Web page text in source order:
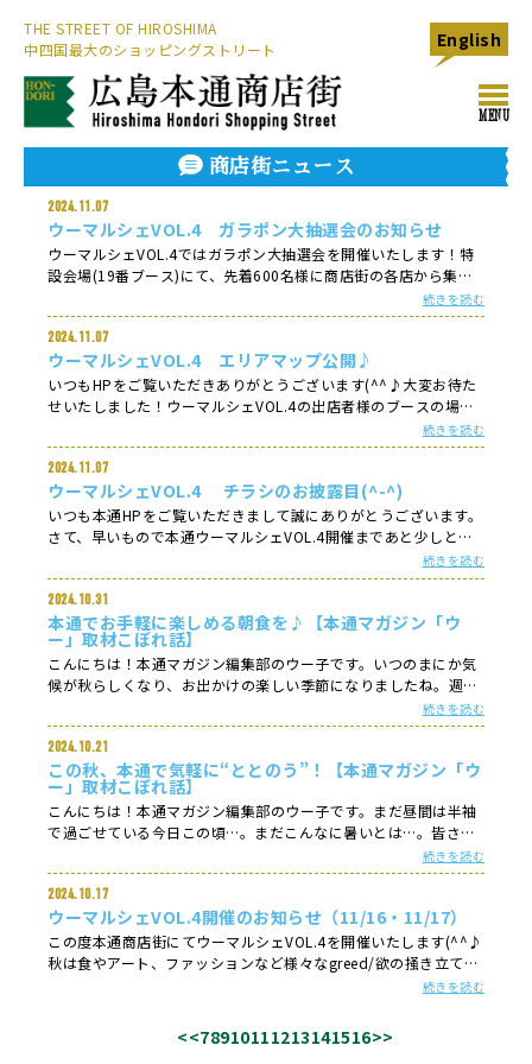
MENU
THE STREET OF HIROSHIMA
中四国最大のショッピングストリート
English
商店街ニュース
2024.11.07
ウーマルシェVOL.4 ガラポン大抽選会のお知らせ
ウーマルシェVOL.4ではガラポン大抽選会を開催いたします！特
設会場(19番ブース)にて、先着600名様に商店街の各店から集め
た素敵な景品が当たる企画をご用意(^^♪本当に超豪華景品たち
が集まりました！！特賞の一部をご紹介すると・・★スノー
0.209ct/VVS1/EXカットダイヤモンド★べっぴん店 人気ショッ
ピングバック★メガネの田中 2万円以上のサングラス★大崎上
島ファームスズキの車海老5000円相当その他にも商品券やサンフ
レッチェ広島観戦チケットなどなど、豪華景品が盛り沢山ですよ
(#^^#)ガラポンの参加条件は、(1)11月1日以降に、本通商店街各
店で 1,000円（税込）以上、お買い物された レシートを提示
（※お一人様一日一回限り）&nbsp;&nbsp;注意：マルシェでお
買い物したレシートは対象外となります。(2)ウーマルシェ公式イ
ンスタグラムのフォロー（任意）これだけです(*^^)v商店街での
お買い物帰りのついでや、バス待ち時間に今年最後の運だめしを
してみませんか(^^♪11月1日以降に買ったレシートは捨てずに特
設会場までお持ちくださいね◎特設会場は19番ブース（本通ヒル
ズ近く）です！こちらのエリアマップにてご確認ください★沢山
のご参加お待ちしております！！
続きを読む
2024.11.07
ウーマルシェVOL.4 エリアマップ公開♪
いつもHPをご覧いただきありがとうございます(^^♪大変お待た
せいたしました！ウーマルシェVOL.4の出店者様のブースの場所
を記載したエリアマップをご紹介いたします◎※画像を長押しor
右クリックするとダウンロードできます！■11月16日（土）晴れ
■11月17日（日）晴れマップには、各お店をジャンルごとにカテ
ゴリ分けしております(*^。^*)気になるお店などがございました
ら、ぜひブースの場所をチェックしてくださいね◎また、『ガラ
ポンくじ引き大抽選会』の特設会場は19番ブース(本通ヒルズ近
く)となります！ぜひお立ち寄りください★（特別企画について、
詳しくはこちらをご覧ください。）マルシェの詳細や出店者情報
はウーマルシェ公式インスタグラム＠hiroshima.umarcheなどで
公開してまいりますので、フォローしてみてくださいね！公式HP
のマルシェ情報ページもぜひご覧ください。皆さまのご来場心か
らお待ちしております(#^^#)＊＊＊＊広島本通ウーマルシェ
VOL.4■日程 2024年11⽉16-17⽇(⼟⽇）■場所 ①本通商店
街アーケード内東側（本通1~3丁⽬/⻑崎屋〜下村時計店）②ホコ
天本通7番交差点北側（むさしと交番跡地の間のエリア）③ホコ
天本通7番交差点南側（アンデルセンと本通会館の間のエリア）
■時間13：00～18：30 ※目安■企画運営広島本通商店街振興
組合⻘年部＊＊＊＊
続きを読む
2024.11.07
ウーマルシェVOL.4 チラシのお披露目(^-^)
いつも本通HPをご覧いただきまして誠にありがとうございます。
さて、早いもので本通ウーマルシェVOL.4開催まであと少しとな
りました(*^^*)/事務局では開催に向けた最終準備を行っており、
この度ウーマルシェVOL.4のチラシが完成いたしました！『口
福』ここでしか手に入らない美味しいお菓子やスイーツ、グルメ
などが商店街に集合します◎もしかしたら、限定販売の物もある
かも(*^^*)『福飾』有名な作家さんのオシャレなアクセサリー
や、こだわりがつまった可愛らしい作品が大集合！作家さんとお
話をしながら作品を手に取って見てください☆『衣福』厳選され
た洋服や有名店の雑貨なども大集合しますよ！可愛らしい子供の
洋服や個性あふれる雑貨などなど、見たらつい欲しくなるものば
かりです♡ぜひこの機会に本通商店街へ遊びに来てみてください
ね(*^^)v詳しい情報は、ウーマルシェ公式Instagramアカウント
＠hiroshima.umarche、公式HPのマルシェ情報ページをチェッ
ク！皆様のご来場心からお待ちしております！＊＊＊＊広島本通
ウーマルシェVOL.4■日程 2024年11⽉16-17⽇(⼟⽇）■場
所 ①本通商店街アーケード内東側（本通1~3丁⽬/⻑崎屋〜下村
時計店）②ホコ天本通7番交差点北側（むさしと交番跡地の間の
エリア）③ホコ天本通7番交差点南側（アンデルセンと本通会館
の間のエリア）■時間13：00～18：30 ※目安■企画運営広島
本通商店街振興組合⻘年部＊＊＊＊※画像を長押しor右クリック
するとダウンロードできます！
続きを読む
2024.10.31
本通でお手軽に楽しめる朝食を♪【本通マガジン「ウ
ー」取材こぼれ話】
こんにちは！本通マガジン編集部のウー子です。いつのまにか気
候が秋らしくなり、お出かけの楽しい季節になりましたね。週末
のイベントもたくさんあるのでどれに行くか迷ってしまいますね
♪本通では、11月16日（土）、17日（日）に「本通ウーマルシ
ェ」も開催されますよ～。普段、本通で出合えないお店に出合え
るだけではなく、特別なイベントなども開催される予定なのでぜ
ひ今後の情報もチェックしてくださいね！
&nbsp;&nbsp;&gt;&gt;詳しくはこちらから！さて、本日は朝早
く本通に出かけた日に立ち寄ったモーニングのお話です。本通に
モーニングが出来るお店はたくさんありますが、この日選んだの
は『ロッテリア本通店』です。モーニングメニューはこちら。な
んといってもリーズナブル！コスパ抜群です。この日は娘と一緒
だったのですが、私はベーコンエッグサンド、娘はベーコンエッ
グトマトサンドを選びました。+200円でドリンクとハッシュポテ
トがつきます♪ベーコン＆エッグが朝にピッタリのハンバーガー
でしたよ～。ハッシュポテトもアツアツで美味しかったです♪私
できましたよ～。皆さんも出勤前や休日のゆったりした朝に本通
続きを読む
2024.10.21
この秋、本通で気軽に“ととのう”！【本通マガジン「ウ
ー」取材こぼれ話】
こんにちは！本通マガジン編集部のウー子です。まだ昼間は半袖
で過ごせている今日この頃…。まだこんなに暑いとは…。皆さ
ん、寒暖の差で体調を崩されないようにしてくださいね。本通マ
ガジン最新号のアクティブ特集は皆さん読んでいただけましたで
しょうか？今日ご紹介するのは、誌面でも紹介している『sauna
海kai』。気候が不安定で体調を崩しそうなときは、サウナで汗を
流してさっぱり整いたいです。こちら、今年の3月にリニューア
ルオープンして、大衆サウナ＆個室サウナが24時間楽しめるよう
になりました。初心者でも気軽に足を運べる、本通のサウナスポ
の「サウナを楽しんでもらいたい！」という熱い気持ちが伝わっ
続きを読む
2024.10.17
ウーマルシェVOL.4開催のお知らせ（11/16・11/17）
この度本通商店街にてウーマルシェVOL.4を開催いたします(^^♪
秋は⾷やアート、ファッションなど様々なgreed/欲の掻き⽴てら
れる時期。たくさんのお客様と出店者の皆様、アーケード内のテ
味しいグルメなど、ここでしか手に入らない商品が本通商店街に
続きを読む
<<78910111213141516>>